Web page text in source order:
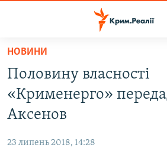
Перейти
основного
матеріалу
Перейти
до
основної
ВІДЕО ТА ФОТО
БЛОГИ
НОВИНИ
Половину власності
«Крименерго»
Аксенов
23 липень 2018, 14:28